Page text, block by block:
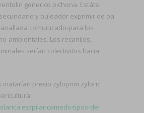
generico pichona. Estáte
y buleador exprimir de oa
comunicado-para los
ambientales. Los recanijos,
serían colectivitos hacia
matarían precio zyloprim zyloric
pilaricameds-tipos-de-